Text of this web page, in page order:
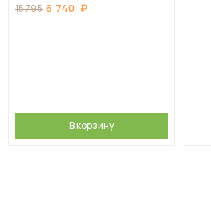
15 795 6 740
В корзину